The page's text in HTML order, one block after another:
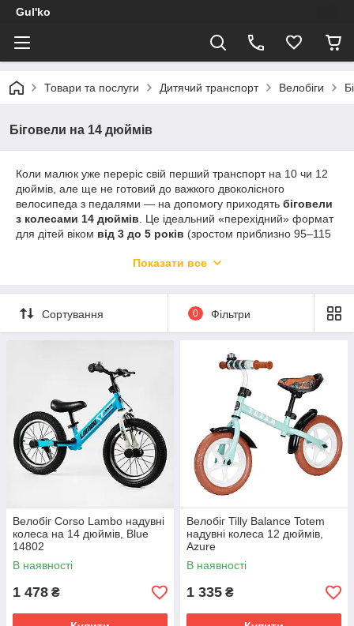
Gul'ko
Товари та послуги Дитячий транспорт Велобіги
Біговели на 14 дюймів
Коли малюк уже переріс свій перший транспорт на 10 чи 12
дюймів, але ще не готовий до важкого двоколісного
велосипеда з педалями — на допомогу приходять біговели
з колесами 14 дюймів . Це ідеальний «перехідний» формат
для дітей віком від 3 до 5 років (зростом приблизно 95–115
Чому варто обрати саме 14-дюймовий біговел?
Плавний перехід:Дитина продовжує розвивати
баланс та координацію без страху перед педалями,
але на вищій швидкості та з кращою прохідністю.
дозволяє легше долати тріщини на асфальті, паркові
стежки та траву.
Фізичний розвиток:
Малюк вчиться тримати
рівновагу на дорослому рівні, що дозволяє пізніше сісти
на звичайний велосипед і поїхати за 5 хвилин без
допоміжних коліщаток.
Порада від GULKO:Обов'язково заміряйте внутрішню
довжину ніжки дитини (кроковий шов). Для
комфортного катання на 14-дюймовому біговелі цей
показник має бути не меншим за 38–42 см.
Показати все
Сортування 0 Фільтри
Велобіг Corso Lambo надувні
колеса на 14 дюймів, Blue
14802
В наявності
1 478 ₴
Велобіг Tilly Balance Totem
надувні колеса 12 дюймів,
Azure
В наявності
1 335 ₴